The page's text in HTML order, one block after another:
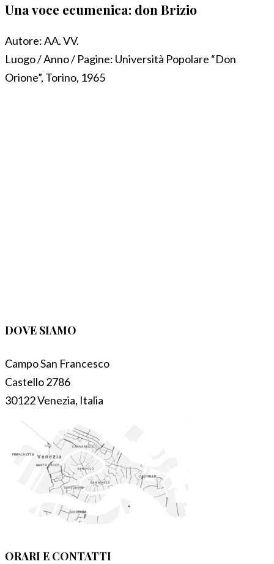
Una voce ecumenica: don Brizio
Autore:AA. VV.
Luogo / Anno / Pagine: Università Popolare “Don
Orione”, Torino, 1965
DOVE SIAMO
Campo San Francesco
Castello 2786
30122 Venezia, Italia
ORARI E CONTATTI